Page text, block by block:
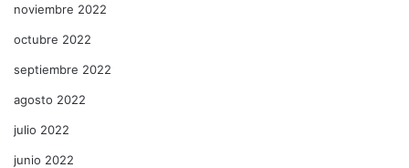
noviembre 2022
octubre 2022
septiembre 2022
agosto 2022
julio 2022
junio 2022